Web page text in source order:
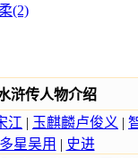
(2)
浒传人物介绍
江 | 玉麒麟卢俊义 |
多星吴用 | 史进